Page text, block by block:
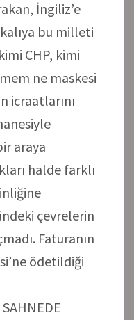
İngiliz’e
bu milleti
CHP, kimi
ne maskesi
icraatlarını
araya
halde farklı
çevrelerin
Faturanın
ödetildiği